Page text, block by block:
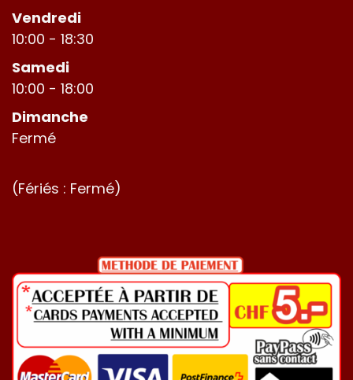
Vendredi
10:00 - 18:30
Samedi
10:00 - 18:00
Dimanche
Fermé
(Fériés : Fermé)